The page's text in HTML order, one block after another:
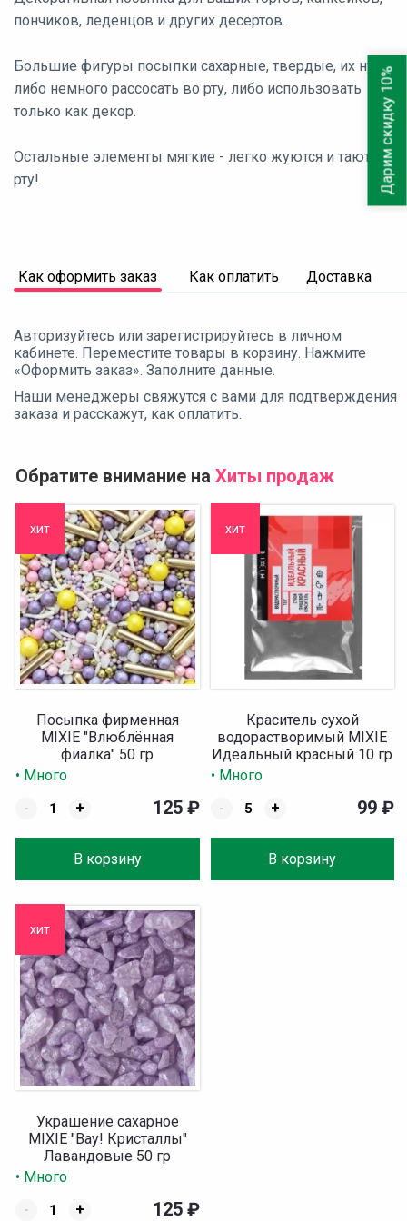
пончиков, леденцов и других десертов.
Большие фигуры посыпки сахарные, твердые, их нужно
либо немного рассосать во рту, либо использовать
только как декор.
Остальные элементы мягкие - легко жуются и тают во
рту!
Как оформить заказ Как оплатить Доставка
Авторизуйтесь или зарегистрируйтесь в личном
кабинете. Переместите товары в корзину. Нажмите
«Оформить заказ». Заполните данные.
Наши менеджеры свяжутся с вами для подтверждения
заказа и расскажут, как оплатить.
Обратите внимание на Хиты продаж
хит
Посыпка фирменная
MIXIE "Влюблённая
фиалка" 50 гр
• Много
-
+
В корзину
125 ₽
хит
Краситель сухой
водорастворимый MIXIE
Идеальный красный 10 гр
• Много
-
+
В корзину
99 ₽
хит
Украшение сахарное
MIXIE "Вау! Кристаллы"
Лавандовые 50 гр
• Много
-
+ 125 ₽
Дарим скидку 10%